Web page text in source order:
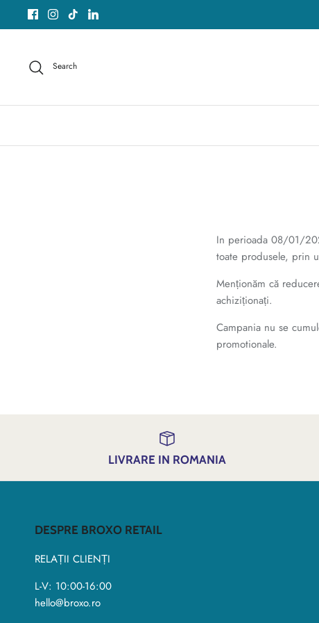
Search
In perioada 08/01/
toate produsele, prin
Menționăm că
achiziționați.
Campania nu se
promotionale.
LIVRARE IN ROMANIA
DESPRE BROXO RETAIL
RELAȚII CLIENȚI
L-V: 10:00-16:00
hello@broxo.ro